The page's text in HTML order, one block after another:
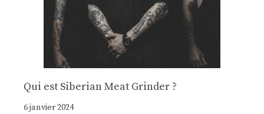
Qui est Siberian Meat Grinder ?
6 janvier 2024